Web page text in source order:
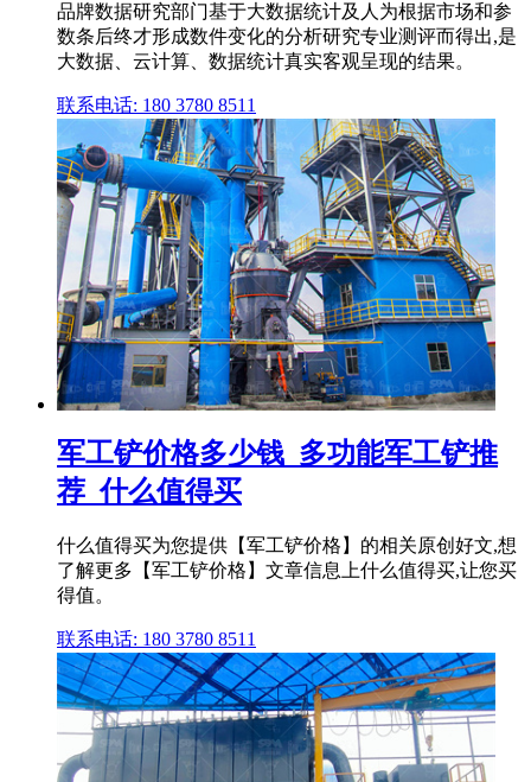
品牌数据研究部门基于大数据统计及人为根据市场和参
数条后终才形成数件变化的分析研究专业测评而得出,是
大数据、云计算、数据统计真实客观呈现的结果。
联系电话: 180 3780 8511
军工铲价格多少钱_多功能军工铲推
荐_什么值得买
什么值得买为您提供【军工铲价格】的相关原创好文,想
了解更多【军工铲价格】文章信息上什么值得买,让您买
得值。
联系电话: 180 3780 8511